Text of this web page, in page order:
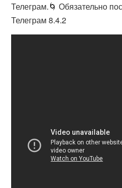
Телеграм.🌀 Обязательно
Телеграм 8.4.2